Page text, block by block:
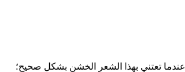
عندما تعتني بهذا الشعر الخشن بشكل صحيح؛